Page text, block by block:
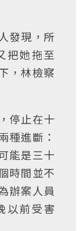
發現，所
把她拖至
，林檢察
停止在十
種進斷：
能是三十
時間並不
辦案人員
以前受害